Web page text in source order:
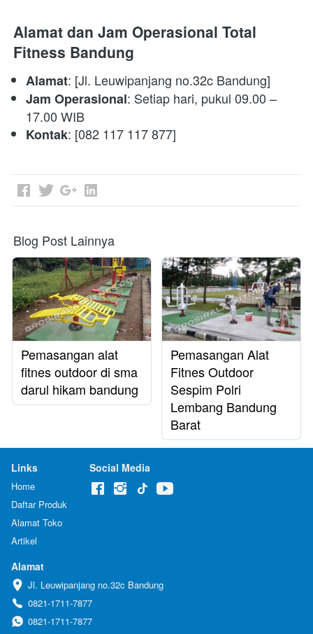
Alamat dan Jam Operasional Total
Fitness Bandung
Alamat: [Jl. Leuwipanjang no.32c Bandung]
Jam Operasional: Setiap hari, pukul 09.00 –
17.00 WIB
Kontak: [082 117 117 877]
Blog Post Lainnya
Pemasangan alat
fitnes outdoor di sma
darul hikam bandung
Pemasangan Alat
Fitnes Outdoor
Sespim Polri
Lembang Bandung
Barat
Links
Home
Daftar Produk
Alamat Toko
Artikel
Social Media
Alamat
Jl. Leuwipanjang no.32c Bandung
0821-1711-7877
0821-1711-7877